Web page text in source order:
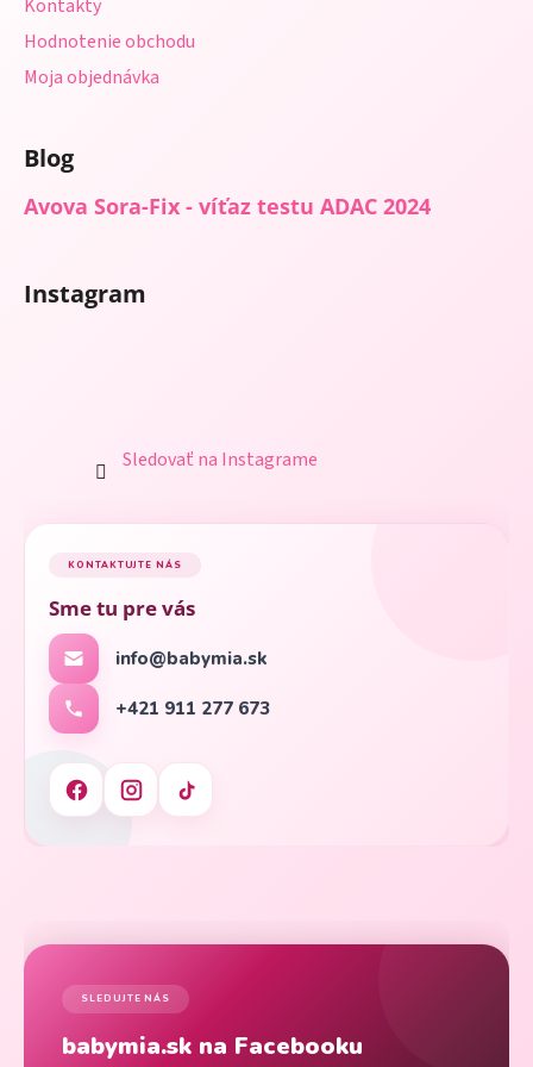
Kontakty
Hodnotenie obchodu
Moja objednávka
Blog
Avova Sora-Fix - víťaz testu ADAC 2024
Instagram
Sledovať na Instagrame
KONTAKTUJTE NÁS
Sme tu pre vás
info@babymia.sk
+421 911 277 673
SLEDUJTE NÁS
babymia.sk na Facebooku